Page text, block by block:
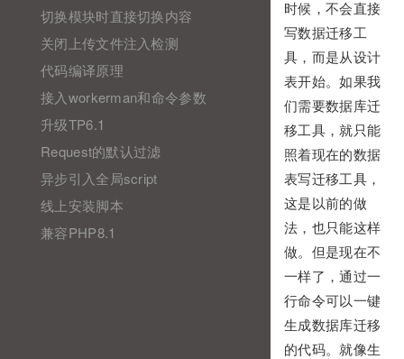
切换模块时直接切换内容
关闭上传文件注入检测
代码编译原理
接入workerman和命令参数
升级TP6.1
Request的默认过滤
异步引入全局script
线上安装脚本
兼容PHP8.1
时候，不会直接
写数据迁移工
具，而是从设计
表开始。如果我
们需要数据库迁
移工具，就只能
照着现在的数据
表写迁移工具，
这是以前的做
法，也只能这样
做。但是现在不
一样了，通过一
行命令可以一键
生成数据库迁移
的代码。就像生